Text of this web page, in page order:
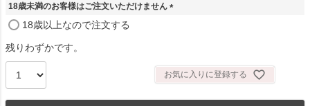
18歳未満のお客様はご注文いただけません
18歳以上なので注文する
残りわずかです。
お気に入りに登録する